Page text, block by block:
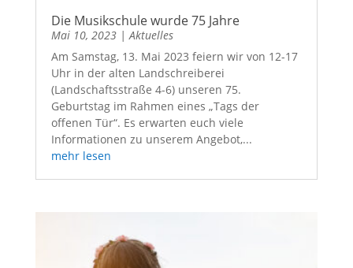
Die Musikschule wurde 75 Jahre
Mai 10, 2023|Aktuelles
Am Samstag, 13. Mai 2023 feiern wir von 12-17
Uhr in der alten Landschreiberei
(Landschaftsstraße 4-6) unseren 75.
Geburtstag im Rahmen eines „Tags der
offenen Tür“. Es erwarten euch viele
Informationen zu unserem Angebot,...
mehr lesen